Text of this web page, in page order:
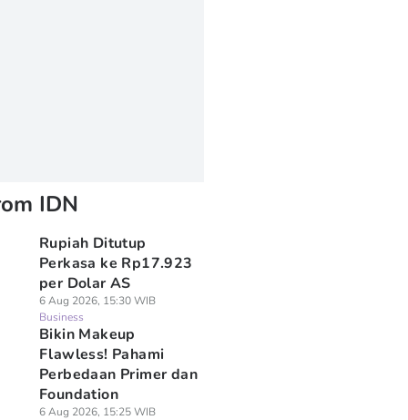
IDN
Rupiah Ditutup
Perkasa ke Rp17.923
per Dolar AS
6 Aug 2026, 15:30 WIB
Business
Bikin Makeup
Flawless! Pahami
Perbedaan Primer dan
Foundation
6 Aug 2026, 15:25 WIB